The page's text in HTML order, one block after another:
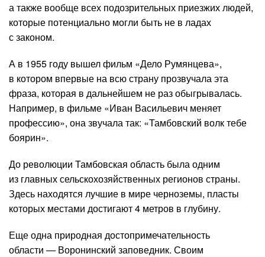
а также вообще всех подозрительных приезжих людей,
которые потенциально могли быть не в ладах
с законом.
А в 1955 году вышел фильм «Дело Румянцева»,
в котором впервые на всю страну прозвучала эта
фраза, которая в дальнейшем не раз обыгрывалась.
Например, в фильме «Иван Васильевич меняет
профессию», она звучала так: «Тамбовский волк тебе
боярин».
До революции Тамбовская область была одним
из главных сельскохозяйственных регионов страны.
Здесь находятся лучшие в мире черноземы, пласты
которых местами достигают 4 метров в глубину.
Еще одна природная достопримечательность
области — Воронинский заповедник. Своим